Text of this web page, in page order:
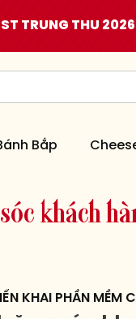
TRUNG THU 2026
Bắp
sóc khách hà
KHAI PHẦN